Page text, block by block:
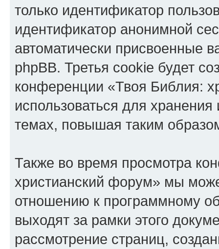
только идентификатор
идентификатор анонимной
автоматически присвоенные
phpBB. Третья cookie будет
конференции «Твоя Библия:
использоваться для
темах, повышая таким
Также во время просмотра
христианский форум» мы
отношению к программному
выходят за рамки этого
рассмотрение страниц,